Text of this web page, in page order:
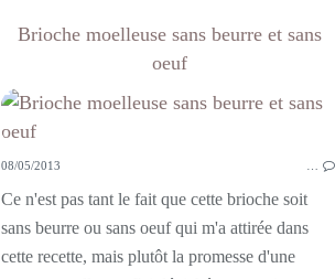
Brioche moelleuse sans beurre et sans
oeuf
08/05/2013
Ce n'est pas tant le fait que cette brioche soit
sans beurre ou sans oeuf qui m'a attirée dans
cette recette, mais plutôt la promesse d'une